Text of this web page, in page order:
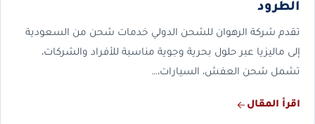
الطرود
تقدم شركة الرهوان للشحن الدولي خدمات شحن من السعودية
إلى ماليزيا عبر حلول بحرية وجوية مناسبة للأفراد والشركات،
تشمل شحن العفش، السيارات،…
اقرأ المقال